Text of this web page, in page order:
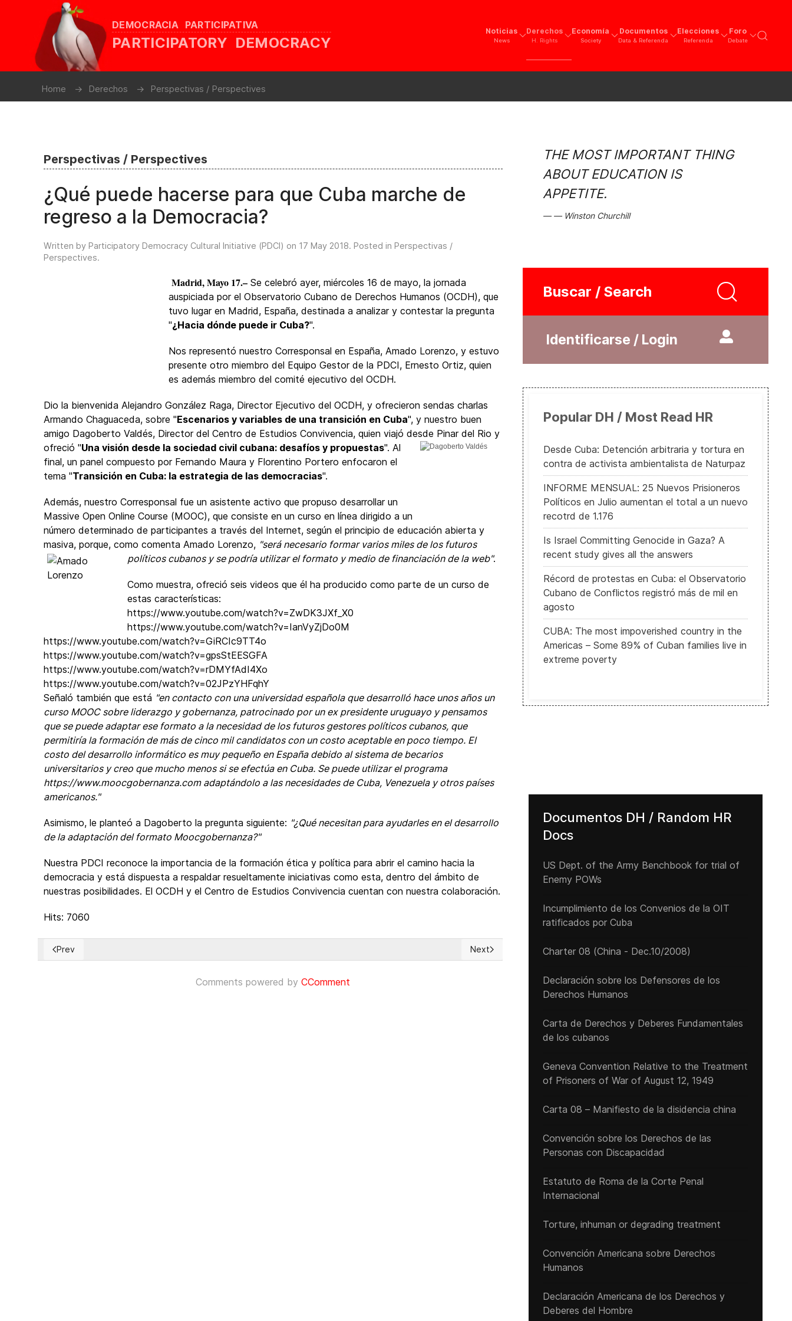
DEMOCRACIA PARTICIPATIVA
PARTICIPATORY DEMOCRACY
Noticias
News
Derechos
H. Rights
Economía
Society
Documentos
Data & Referenda
Elecciones
Referenda
Foro
Debate
Home Derechos Perspectivas / Perspectives
Perspectivas / Perspectives
¿Qué puede hacerse para que Cuba marche de
regreso a la Democracia?
Written by Participatory Democracy Cultural Initiative (PDCI) on 17 May 2018. Posted in Perspectivas /
Perspectives.
Madrid, Mayo 17.– Se celebró ayer, miércoles 16 de mayo, la jornada
auspiciada por el Observatorio Cubano de Derechos Humanos (OCDH), que
tuvo lugar en Madrid, España, destinada a analizar y contestar la pregunta
"¿Hacia dónde puede ir Cuba?".
Nos representó nuestro Corresponsal en España, Amado Lorenzo, y estuvo
presente otro miembro del Equipo Gestor de la PDCI, Ernesto Ortiz, quien
es además miembro del comité ejecutivo del OCDH.
Dio la bienvenida Alejandro González Raga, Director Ejecutivo del OCDH, y ofrecieron sendas charlas
Armando Chaguaceda, sobre "Escenarios y variables de una transición en Cuba", y nuestro buen
amigo Dagoberto Valdés, Director del Centro de Estudios Convivencia, quien viajó desde Pinar del Rio y
ofreció "Una visión desde la sociedad civil cubana: desafíos y propuestas". Al
final, un panel compuesto por Fernando Maura y Florentino Portero enfocaron el
tema "Transición en Cuba: la estrategia de las democracias".
Además, nuestro Corresponsal fue un asistente activo que propuso desarrollar un
Massive Open Online Course (MOOC), que consiste en un curso en línea dirigido a un
número determinado de participantes a través del Internet, según el principio de educación abierta y
masiva, porque, como comenta Amado Lorenzo, "será necesario formar varios miles de los futuros
políticos cubanos y se podría utilizar el formato y medio de financiación de la web".
Como muestra, ofreció seis videos que él ha producido como parte de un curso de
estas características:
https://www.youtube.com/watch?v=ZwDK3JXf_X0
https://www.youtube.com/watch?v=IanVyZjDo0M
https://www.youtube.com/watch?v=GiRCIc9TT4o
https://www.youtube.com/watch?v=gpsStEESGFA
https://www.youtube.com/watch?v=rDMYfAdI4Xo
https://www.youtube.com/watch?v=02JPzYHFqhY
Señaló también que está "en contacto con una universidad española que desarrolló hace unos años un
curso MOOC sobre liderazgo y gobernanza, patrocinado por un ex presidente uruguayo y pensamos
que se puede adaptar ese formato a la necesidad de los futuros gestores políticos cubanos, que
permitiría la formación de más de cinco mil candidatos con un costo aceptable en poco tiempo. El
costo del desarrollo informático es muy pequeño en España debido al sistema de becarios
universitarios y creo que mucho menos si se efectúa en Cuba. Se puede utilizar el programa
https://www.moocgobernanza.com adaptándolo a las necesidades de Cuba, Venezuela y otros países
americanos."
Asimismo, le planteó a Dagoberto la pregunta siguiente: "¿Qué necesitan para ayudarles en el desarrollo
de la adaptación del formato Moocgobernanza?"
Nuestra PDCI reconoce la importancia de la formación ética y política para abrir el camino hacia la
democracia y está dispuesta a respaldar resueltamente iniciativas como esta, dentro del ámbito de
nuestras posibilidades. El OCDH y el Centro de Estudios Convivencia cuentan con nuestra colaboración.
Hits: 7060
Previous article: Torretas y alambradas para la minoría uigur en Xinjiang
Prev Next article: “El dinero europeo no puede destinarse a países que no respetan
Next
Comments powered byCComment
THE MOST IMPORTANT THING
ABOUT EDUCATION IS
APPETITE.
Winston Churchill
Buscar / Search
Identificarse / Login
Popular DH / Most Read HR
Desde Cuba: Detención arbitraria y tortura en
contra de activista ambientalista de Naturpaz
INFORME MENSUAL: 25 Nuevos Prisioneros
Políticos en Julio aumentan el total a un nuevo
recotrd de 1.176
Is Israel Committing Genocide in Gaza? A
recent study gives all the answers
Récord de protestas en Cuba: el Observatorio
Cubano de Conflictos registró más de mil en
agosto
CUBA: The most impoverished country in the
Americas – Some 89% of Cuban families live in
extreme poverty
Documentos DH / Random HR
Docs
US Dept. of the Army Benchbook for trial of
Enemy POWs
Incumplimiento de los Convenios de la OIT
ratificados por Cuba
Charter 08 (China - Dec.10/2008)
Declaración sobre los Defensores de los
Derechos Humanos
Carta de Derechos y Deberes Fundamentales
de los cubanos
Geneva Convention Relative to the Treatment
of Prisoners of War of August 12, 1949
Carta 08 – Manifiesto de la disidencia china
Convención sobre los Derechos de las
Personas con Discapacidad
Estatuto de Roma de la Corte Penal
Internacional
Torture, inhuman or degrading treatment
Convención Americana sobre Derechos
Humanos
Declaración Americana de los Derechos y
Deberes del Hombre